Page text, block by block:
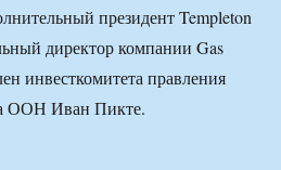
президент Templeton
директор компании Gas
инвесткомитета правления
ООН Иван Пикте.